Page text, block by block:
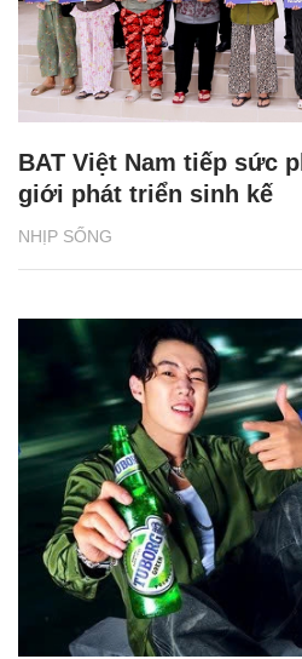
NHỊP SỐNG
BAT Việt Nam tiếp sức
giới phát triển sinh kế